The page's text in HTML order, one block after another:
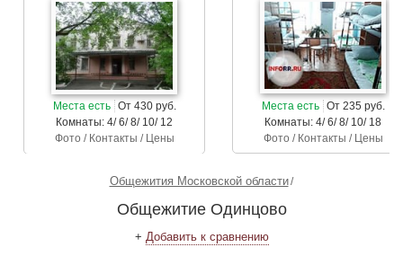
Места есть От 430 руб.
Комнаты: 4/ 6/ 8/ 10/ 12
Фото / Контакты / Цены
Места есть От 235 руб.
Комнаты: 4/ 6/ 8/ 10/ 18
Фото / Контакты / Цены
Общежития Московской области
Общежитие Одинцово
+ Добавить к сравнению